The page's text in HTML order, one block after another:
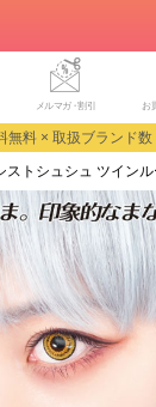
メルマガ・割引 お
無料 × 取扱ブランド数
ストシュシュ ツイン